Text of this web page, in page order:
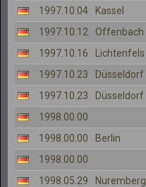
1997.10.04
Kassel
1997.10.12
Offenbach
1997.10.16
Lichtenfels
1997.10.23
Düsseldorf
1997.10.23
Düsseldorf
1998.00.00
1998.00.00
Berlin
1998.00.00
1998.05.29
Nuremberg